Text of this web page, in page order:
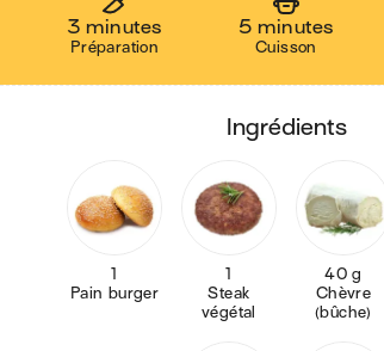
3 minutes
Préparation
5 minutes
Cuisson
ingrédients
1
Pain burger
1
Steak
végétal
40 g
Chèvre
(bûche)